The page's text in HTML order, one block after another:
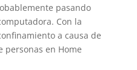
pasando
Con la
a causa de
personas en Home